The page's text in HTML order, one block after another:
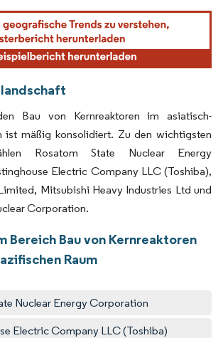
Wiederverwendung erfordert Namensnennung gemäß
Bau von Kernreaktoren im asiatisch-
ist mäßig konsolidiert. Zu den wichtigsten
Rosatom State Nuclear Energy
Electric Company LLC (Toshiba),
Mitsubishi Heavy Industries Ltd und
Corporation.
Bereich Bau von Kernreaktoren
Raum
Nuclear Energy Corporation
Electric Company LLC (Toshiba)